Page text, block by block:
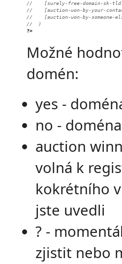
//    [surely-free-domain-sk-
//    [auction-won-by-your-
//    [auction-won-by-someone-
//  )
?>
Možné
domén:
yes -
no -
auction
volná k
kokrétního
jste uvedli
? -
zjistit nebo